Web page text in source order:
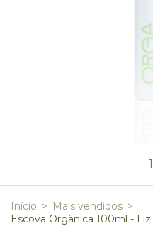
1
Início > Mais vendidos >
Escova Orgânica 100ml -